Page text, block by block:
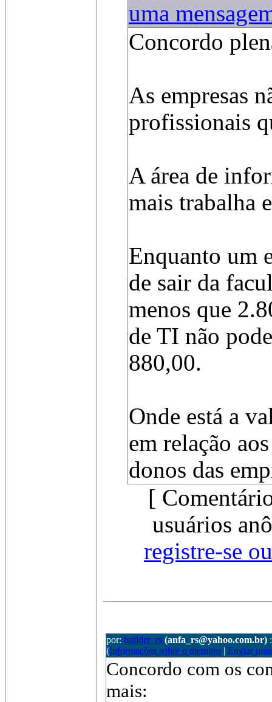
uma
Concordo
As empresas
profissionais
A área de
mais trabalha
Enquanto um
de sair da
menos que
de TI não
880,00.
Onde está a
em relação
donos das
[
usuários
registre-se
por:builder_rs (anfa_rs@yahoo.com.br)
(Informações sobre o membro |Enviar
Concordo com os
mais: